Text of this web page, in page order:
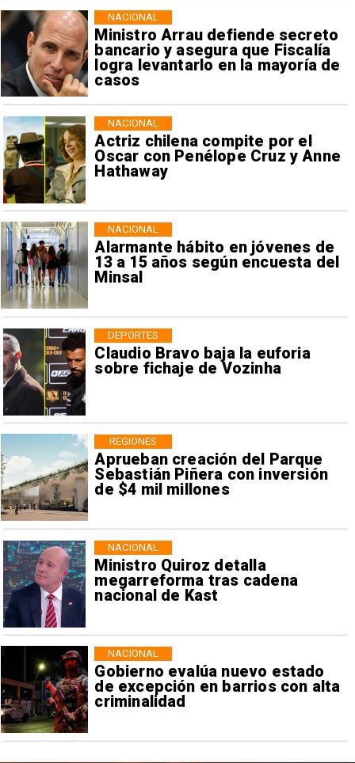
Ministro Arrau defiende secreto
bancario y asegura que Fiscalía
logra levantarlo en la mayoría de
casos
NACIONAL
Actriz chilena compite por el
Oscar con Penélope Cruz y Anne
Hathaway
NACIONAL
Alarmante hábito en jóvenes de
13 a 15 años según encuesta del
Minsal
NACIONAL
Claudio Bravo baja la euforia
sobre fichaje de Vozinha
DEPORTES
Aprueban creación del Parque
Sebastián Piñera con inversión
de $4 mil millones
REGIONES
Ministro Quiroz detalla
megarreforma tras cadena
nacional de Kast
NACIONAL
Gobierno evalúa nuevo estado
de excepción en barrios con alta
criminalidad
NACIONAL